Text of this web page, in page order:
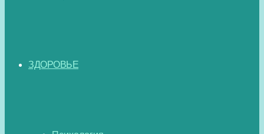
ЗДОРОВЬЕ